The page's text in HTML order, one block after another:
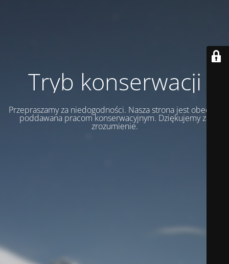
Tryb konserwacji
Przepraszamy za niedogodności. Nasza strona jest obecnie
poddawana pracom konserwacyjnym. Dziękujemy za
zrozumienie.